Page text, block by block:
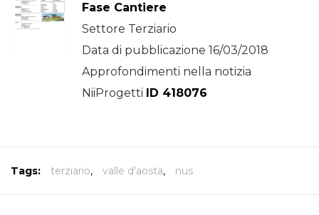
Fase Cantiere
Settore Terziario
Data di pubblicazione 16/03/2018
Approfondimenti nella notizia
NiiProgetti ID 418076
Tags: terziario, valle d'aosta, nus